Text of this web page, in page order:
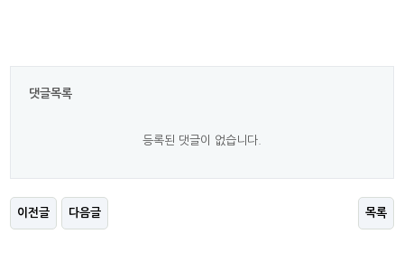
댓글목록
등록된 댓글이 없습니다.
이전글 다음글 목록